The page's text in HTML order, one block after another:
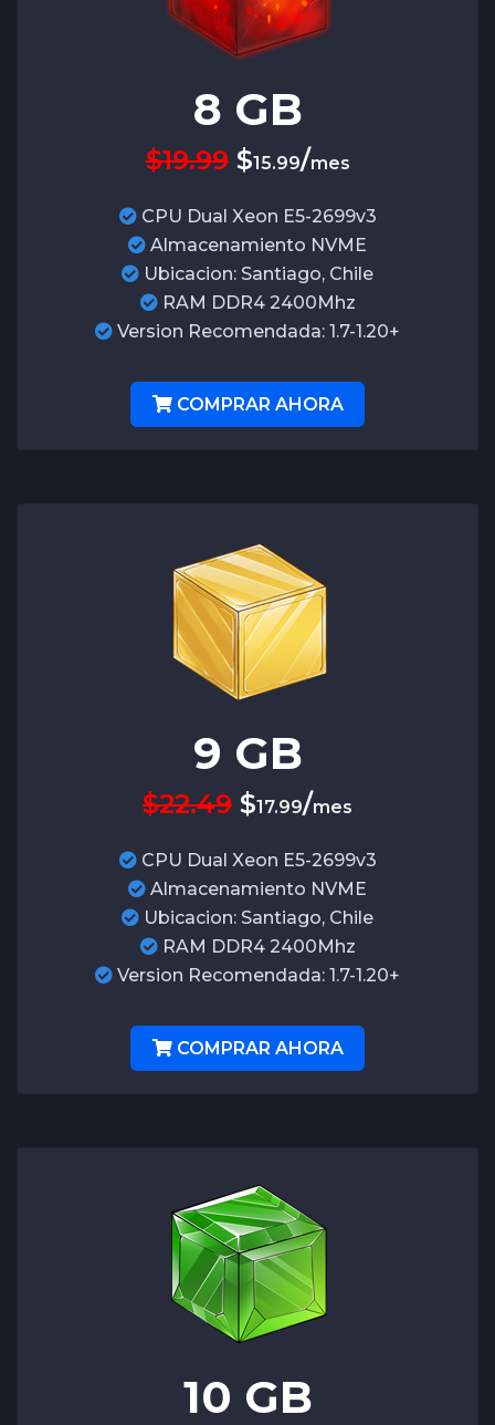
8 GB
$19.99$15.99/mes
CPU Dual Xeon E5-2699v3
Almacenamiento NVME
Ubicacion: Santiago, Chile
RAM DDR4 2400Mhz
Version Recomendada: 1.7-1.20+
COMPRAR AHORA
9 GB
$22.49 $17.99/mes
CPU Dual Xeon E5-2699v3
Almacenamiento NVME
Ubicacion: Santiago, Chile
RAM DDR4 2400Mhz
Version Recomendada: 1.7-1.20+
COMPRAR AHORA
10 GB